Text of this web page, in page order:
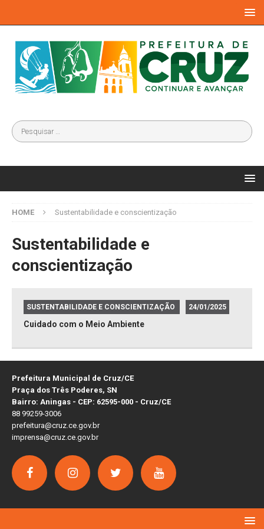
HOME Sustentabilidade e conscientização
Sustentabilidade e
conscientização
SUSTENTABILIDADE E CONSCIENTIZAÇÃO 24/01/2025
Cuidado com o Meio Ambiente
Prefeitura Municipal de Cruz/CE
Praça dos Três Poderes, SN
Bairro: Aningas - CEP: 62595-000 - Cruz/CE
88 99259-3006
prefeitura@cruz.ce.gov.br
imprensa@cruz.ce.gov.br